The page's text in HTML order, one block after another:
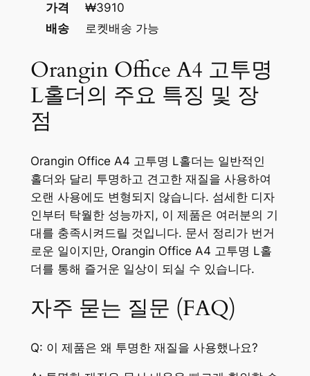
가격
₩3910
배송
로켓배송 가능
Orangin Office A4 고투명
L홀더의 주요 특징 및 장
점
Orangin Office A4 고투명 L홀더는 일반적인
홀더와 달리 투명하고 견고한 재질을 사용하여
오랜 사용에도 변형되지 않습니다. 섬세한 디자
인부터 탁월한 성능까지, 이 제품은 여러분의 기
대를 충족시켜드릴 것입니다. 문서 정리가 번거
로운 일이지만, Orangin Office A4 고투명 L홀
더를 통해 즐거운 일상이 되실 수 있습니다.
자주 묻는 질문 (FAQ)
Q: 이 제품은 왜 투명한 재질을 사용했나요?